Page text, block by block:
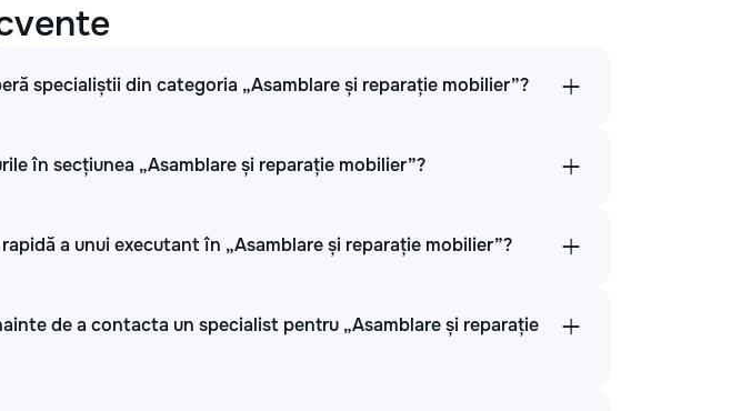
specialiștii din categoria „Asamblare și reparație mobilier”?
în secțiunea „Asamblare și reparație mobilier”?
a unui executant în „Asamblare și reparație mobilier”?
de a contacta un specialist pentru „Asamblare și reparație